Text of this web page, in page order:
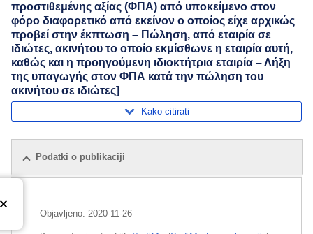
προστιθεμένης αξίας (ΦΠΑ) από υποκείμενο στον
φόρο διαφορετικό από εκείνον ο οποίος είχε αρχικώς
προβεί στην έκπτωση – Πώληση, από εταιρία σε
ιδιώτες, ακινήτου το οποίο εκμίσθωνε η εταιρία αυτή,
καθώς και η προηγούμενη ιδιοκτήτρια εταιρία – Λήξη
της υπαγωγής στον ΦΠΑ κατά την πώληση του
ακινήτου σε ιδιώτες]
Kako citirati
Podatki o publikaciji
Objavljeno: 2020-11-26